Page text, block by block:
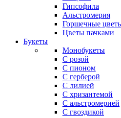
Гипсофила
Альстромерия
Горшечные
Цветы пачками
Букеты
Монобукеты
С розой
С пионом
С герберой
С лилией
С хризантемой
С альстромерией
С гвоздикой